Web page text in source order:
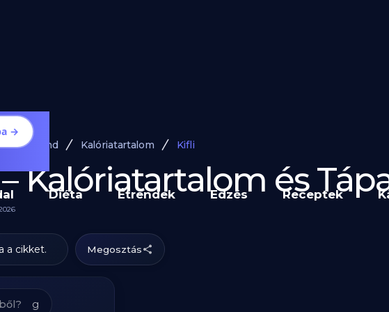
Próba →
Diéta Étrendek Edzés Receptek
és Étrend Kalóriatartalom Kifli
Kalóriatartalom és
a cikket. Megosztás
g